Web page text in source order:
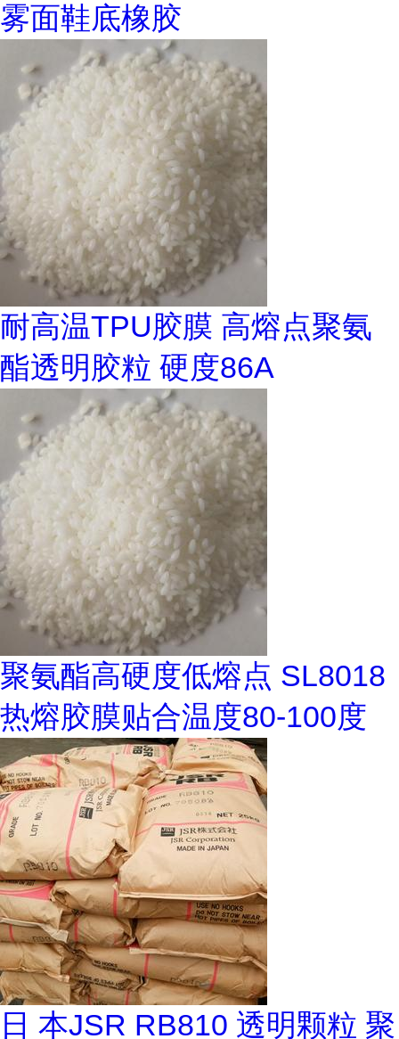
雾面鞋底橡胶
耐高温TPU胶膜 高熔点聚氨
酯透明胶粒 硬度86A
聚氨酯高硬度低熔点 SL8018
热熔胶膜贴合温度80-100度
日 本JSR RB810 透明颗粒 聚